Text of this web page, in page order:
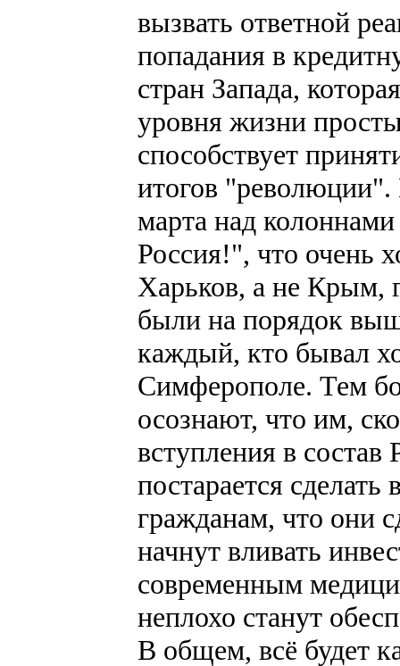
вызвать ответной
попадания в
стран Запада,
уровня жизни
способствует
итогов
марта над
Россия!", что очень
Харьков, а не Крым,
были на порядок
каждый, кто бывал
Симферополе. Тем
осознают, что им,
вступления в состав
постарается
гражданам, что они
начнут вливать
современным
неплохо станут
В общем, всё будет